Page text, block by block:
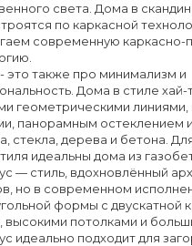
света. Дома в
по каркасной
современную каркасно-
- это также про минимализм и
Дома в стиле хай-
геометрическими линиями,
панорамным остеклением
стекла, дерева и бетона.
идеальны дома из
— стиль, вдохновлённый
но в современном
формы с двускатной
высокими потолками и
идеально подходит для